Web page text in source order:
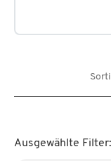
Ausgewählte Filter: